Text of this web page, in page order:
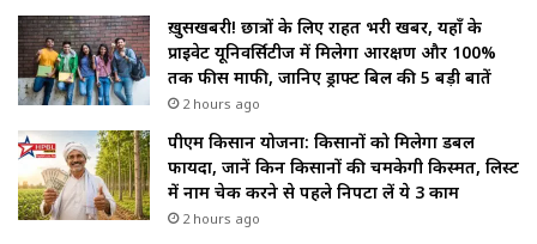
ख़ुसखबरी! छात्रों के लिए राहत भरी खबर, यहाँ के
प्राइवेट यूनिवर्सिटीज में मिलेगा आरक्षण और 100%
तक फीस माफी, जानिए ड्राफ्ट बिल की 5 बड़ी बातें
2 hours ago
पीएम किसान योजना: किसानों को मिलेगा डबल
फायदा, जानें किन किसानों की चमकेगी किस्मत, लिस्ट
में नाम चेक करने से पहले निपटा लें ये 3 काम
2 hours ago